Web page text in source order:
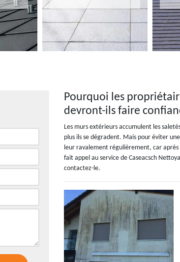
Pourquoi les
devront-ils faire
Les murs extérieurs accumulent les
plus ils se dégradent. Mais pour éviter
leur ravalement régulièrement, car
fait appel au service de Caseacsch
contactez-le.